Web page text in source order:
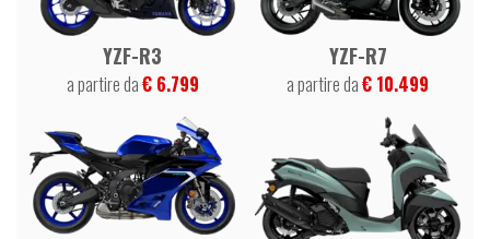
YZF-R3
a partire da€ 6.799
YZF-R7
a partire da€ 10.499